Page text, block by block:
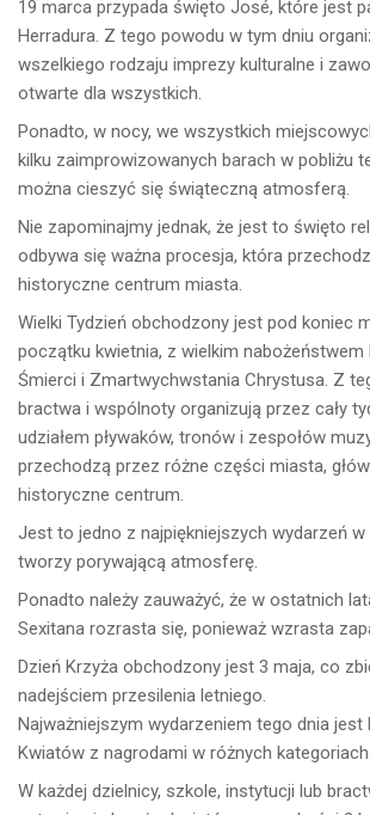
19 marca przypada święto José, które jest
Herradura. Z tego powodu w tym dniu
wszelkiego rodzaju imprezy kulturalne i
otwarte dla wszystkich.
Ponadto, w nocy, we wszystkich
kilku zaimprowizowanych barach w pobliżu
można cieszyć się świąteczną atmosferą.
Nie zapominajmy jednak, że jest to święto
odbywa się ważna procesja, która
historyczne centrum miasta.
Wielki Tydzień obchodzony jest pod koniec
początku kwietnia, z wielkim nabożeństwem
Śmierci i Zmartwychwstania Chrystusa. Z
bractwa i wspólnoty organizują przez cały
udziałem pływaków, tronów i zespołów
przechodzą przez różne części miasta,
historyczne centrum.
Jest to jedno z najpiękniejszych wydarzeń w
tworzy porywającą atmosferę.
Ponadto należy zauważyć, że w ostatnich
Sexitana rozrasta się, ponieważ wzrasta
Dzień Krzyża obchodzony jest 3 maja, co
nadejściem przesilenia letniego.
Najważniejszym wydarzeniem tego dnia jest
Kwiatów z nagrodami w różnych kategoriach.
W każdej dzielnicy, szkole, instytucji lub